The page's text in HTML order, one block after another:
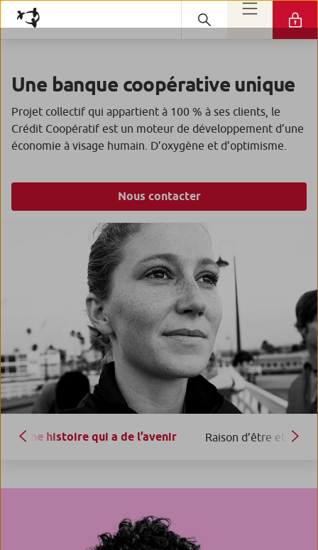
Une banque coopérative unique
Projet collectif qui appartient à 100 % à ses clients, le
Crédit Coopératif est un moteur de développement d’une
économie à visage humain. D’oxygène et d’optimisme.
Nous contacter
Une histoire qui a de l’avenir Raison d’être et